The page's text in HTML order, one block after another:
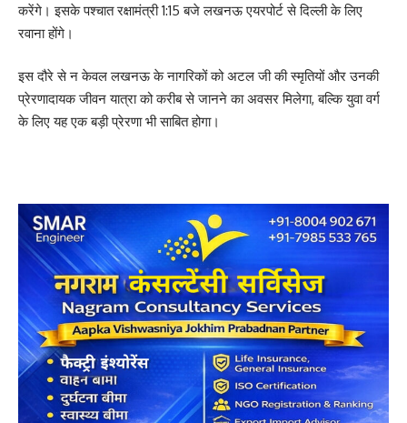
करेंगे। इसके पश्चात रक्षामंत्री 1:15 बजे लखनऊ एयरपोर्ट से दिल्ली के लिए
रवाना होंगे।
इस दौरे से न केवल लखनऊ के नागरिकों को अटल जी की स्मृतियों और उनकी
प्रेरणादायक जीवन यात्रा को करीब से जानने का अवसर मिलेगा, बल्कि युवा वर्ग
के लिए यह एक बड़ी प्रेरणा भी साबित होगा।